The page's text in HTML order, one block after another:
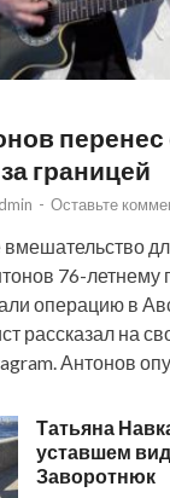
границей
- Оставьте
вмешательство
76-
операцию в
рассказал на
Антонов
Татьяна
уставшем
Заворотнюк